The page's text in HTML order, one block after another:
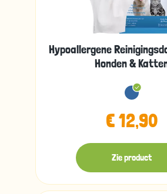
Hypoallergene
Honden &
€ 12,90
Zie product